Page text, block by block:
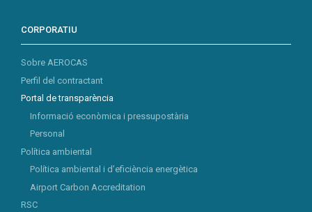
CORPORATIU
Sobre AEROCAS
Perfil del contractant
Portal de transparència
Informació econòmica i pressupostària
Personal
Política ambiental
Política ambiental i d’eficiència energètica
Airport Carbon Accreditation
RSC